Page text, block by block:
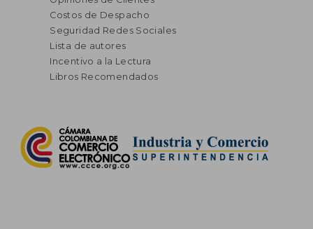
Costos de Despacho
Seguridad Redes Sociales
Lista de autores
Incentivo a la Lectura
Libros Recomendados